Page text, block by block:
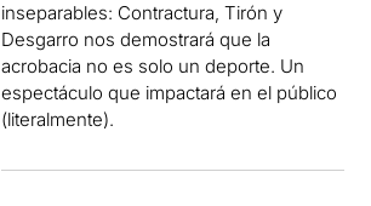
inseparables: Contractura, Tirón y
Desgarro nos demostrará que la
acrobacia no es solo un deporte. Un
espectáculo que impactará en el público
(literalmente).